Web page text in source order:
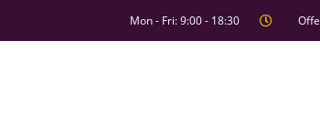
Mon - Fri: 9:00 - 18:30